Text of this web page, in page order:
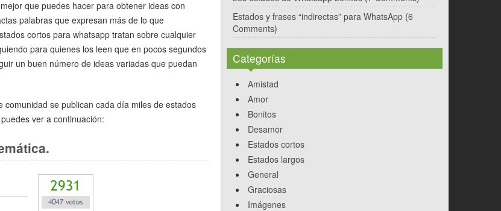
que puedes hacer para obtener ideas con
palabras que expresan más de lo que
cortos para whatsapp tratan sobre cualquier
para quienes los leen que en pocos segundos
un buen número de ideas variadas que puedan
comunidad se publican cada día miles de estados
ver a continuación:
Estados y frases “indirectas” para WhatsApp (6
Comments)
Categorías
Amistad
Amor
Bonitos
Desamor
Estados cortos
Estados largos
General
Graciosas
Imágenes